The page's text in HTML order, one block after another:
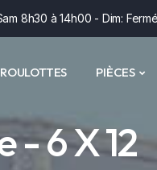
8h30 à 14h00 - Dim: Fermé
ROULOTTES PIÈCES
- 6 X 12